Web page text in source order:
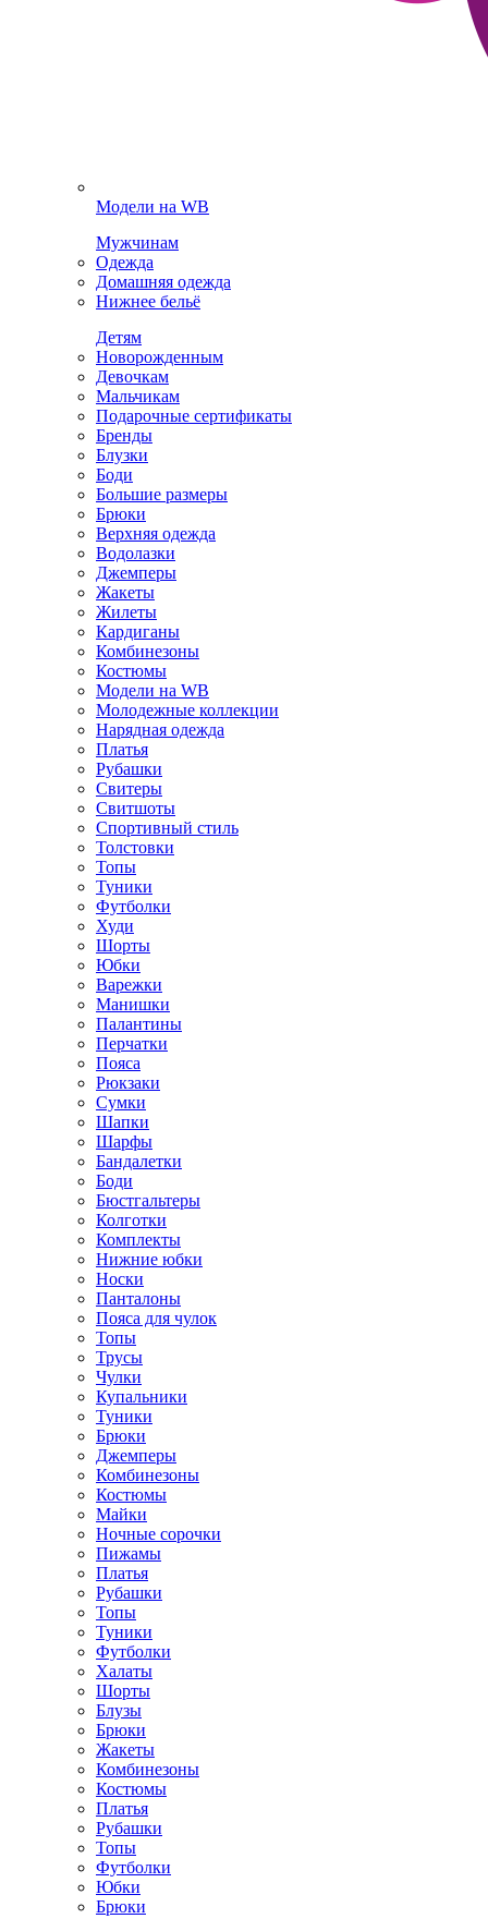
Модели на WB
Мужчинам
Одежда
Домашняя одежда
Нижнее бельё
Детям
Новорожденным
Девочкам
Мальчикам
Подарочные сертификаты
Бренды
Блузки
Боди
Большие размеры
Брюки
Верхняя одежда
Водолазки
Джемперы
Жакеты
Жилеты
Кардиганы
Комбинезоны
Костюмы
Модели на WB
Молодежные коллекции
Нарядная одежда
Платья
Рубашки
Свитеры
Свитшоты
Спортивный стиль
Толстовки
Топы
Туники
Футболки
Худи
Шорты
Юбки
Варежки
Манишки
Палантины
Перчатки
Пояса
Рюкзаки
Сумки
Шапки
Шарфы
Бандалетки
Боди
Бюстгальтеры
Колготки
Комплекты
Нижние юбки
Носки
Панталоны
Поясa для чулок
Топы
Трусы
Чулки
Купальники
Туники
Брюки
Джемперы
Комбинезоны
Костюмы
Майки
Ночные сорочки
Пижамы
Платья
Рубашки
Топы
Туники
Футболки
Халаты
Шорты
Блузы
Брюки
Жакеты
Комбинезоны
Костюмы
Платья
Рубашки
Топы
Футболки
Юбки
Брюки